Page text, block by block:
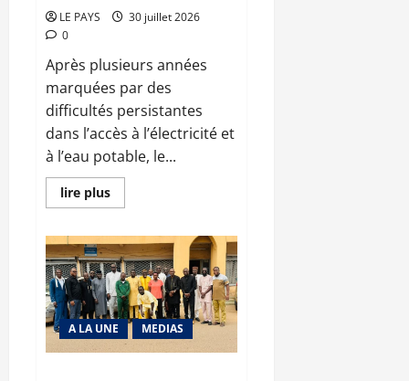
LE PAYS
30 juillet 2026
0
Après plusieurs années
marquées par des
difficultés persistantes
dans l’accès à l’électricité et
à l’eau potable, le...
lire plusEn
savoir
Eau
et
électricité
les
premiers
résultats
d’une
stratégie
de
A LA UNE MEDIAS